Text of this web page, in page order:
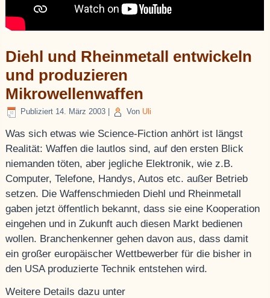
Diehl und Rheinmetall entwickeln
und produzieren
Mikrowellenwaffen
Publiziert 14. März 2003 Von Uli
Was sich etwas wie Science-Fiction anhört ist längst
Realität: Waffen die lautlos sind, auf den ersten Blick
niemanden töten, aber jegliche Elektronik, wie z.B.
Computer, Telefone, Handys, Autos etc. außer Betrieb
setzen. Die Waffenschmieden Diehl und Rheinmetall
gaben jetzt öffentlich bekannt, dass sie eine Kooperation
eingehen und in Zukunft auch diesen Markt bedienen
wollen. Branchenkenner gehen davon aus, dass damit
ein großer europäischer Wettbewerber für die bisher in
den USA produzierte Technik entstehen wird.
Weitere Details dazu unter